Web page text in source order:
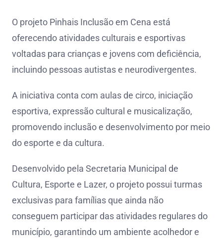
O projeto Pinhais Inclusão em Cena está
oferecendo atividades culturais e esportivas
voltadas para crianças e jovens com deficiência,
incluindo pessoas autistas e neurodivergentes.
A iniciativa conta com aulas de circo, iniciação
esportiva, expressão cultural e musicalização,
promovendo inclusão e desenvolvimento por meio
do esporte e da cultura.
Desenvolvido pela Secretaria Municipal de
Cultura, Esporte e Lazer, o projeto possui turmas
exclusivas para famílias que ainda não
conseguem participar das atividades regulares do
município, garantindo um ambiente acolhedor e